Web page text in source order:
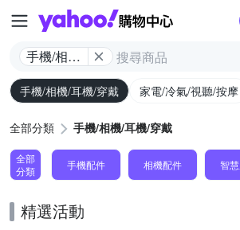
Yahoo購
手機/相機/
耳機/穿戴
手機/相機/耳機/穿戴 家電/冷氣/視聽/按摩
全部分類 手機/相機/耳機/穿戴
全部
分類
手機配件 相機配件 智
精選活動